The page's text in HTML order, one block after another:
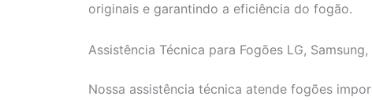
originais e garantindo a eficiência do fogão.
Assistência Técnica para Fogões LG,
Nossa assistência técnica atende fogões